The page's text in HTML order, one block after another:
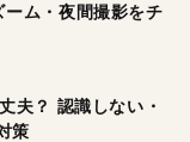
ム・夜間撮影をチ
夫？ 認識しない・
策